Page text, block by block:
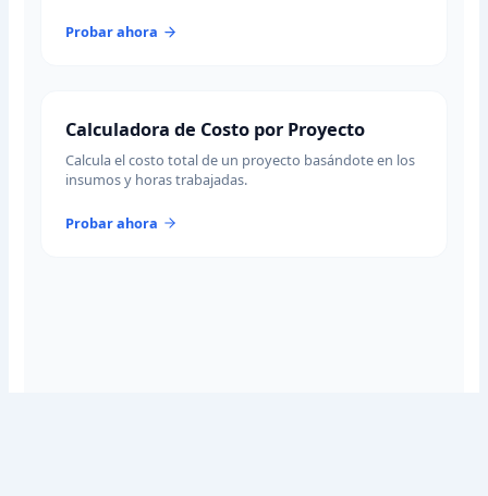
Probar ahora
Calculadora de Costo por Proyecto
Calcula el costo total de un proyecto basándote en los
insumos y horas trabajadas.
Probar ahora